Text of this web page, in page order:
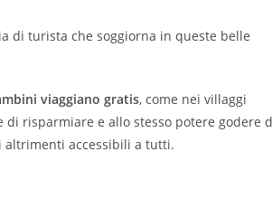
di turista che soggiorna in queste belle
viaggiano gratis, come nei villaggi
risparmiare e allo stesso potere godere
altrimenti accessibili a tutti.